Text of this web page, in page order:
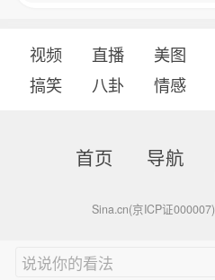
视频 直播 美图
搞笑
八卦 情感
首页 导航
Sina.cn(京ICP证000007)
说说你的看法